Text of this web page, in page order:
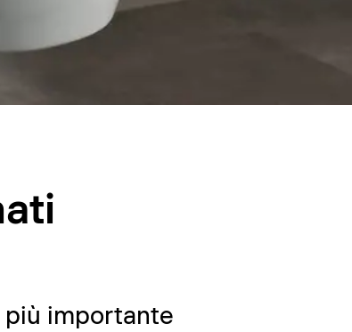
più importante